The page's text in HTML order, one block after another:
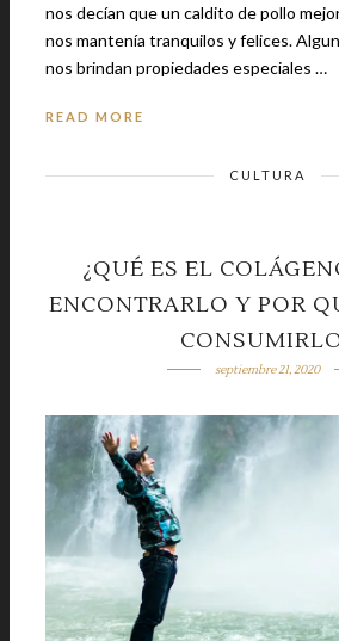
nos decían que un caldito de pollo
nos mantenía tranquilos y felices. Algunas aseguran que
nos brindan propiedades especiales …
READ MORE
CULTURA
¿QUÉ ES EL
ENCONTRARLO Y POR
septiembre 21, 2020